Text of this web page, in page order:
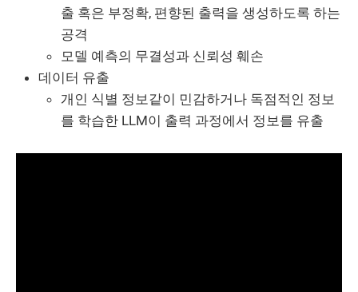
출 혹은 부정확, 편향된 출력을 생성하도록 하는
공격
모델 예측의 무결성과 신뢰성 훼손
데이터 유출
개인 식별 정보같이 민감하거나 독점적인 정보
를 학습한 LLM이 출력 과정에서 정보를 유출